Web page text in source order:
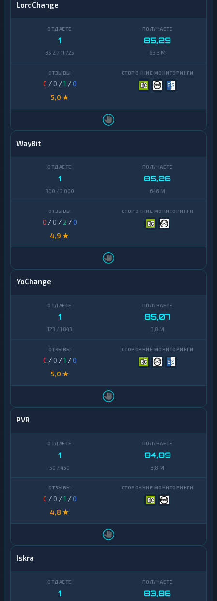
LordChange
1
35,2 / 11 725
85,29
63,3 M
0 / 0 /1 /0
5,0 ★
WayBit
1
300 / 2 000
85,26
646 M
0 / 0 / 2 /0
4,9 ★
YoChange
1
123 / 1 843
85,07
3,8 M
0 / 0 /1 /0
5,0 ★
PVB
1
50 / 450
84,89
3,8 M
0 / 0 /1 /0
4,8 ★
Iskra
1 83,86